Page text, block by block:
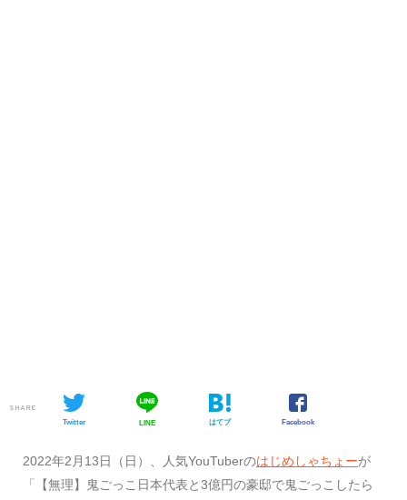
SHARE
Twitter LINE はてブ Facebook
​​2022年2月13日（日）、人気YouTuberのはじめしゃちょーが
「【無理】鬼ごっこ日本代表と3億円の豪邸で鬼ごっこしたら